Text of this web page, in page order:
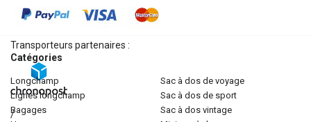
Transporteurs partenaires :
/
Catégories
longchamp
lignes longchamp
bagages
sac à dos de voyage
sac à dos de sport
sac à dos vintage